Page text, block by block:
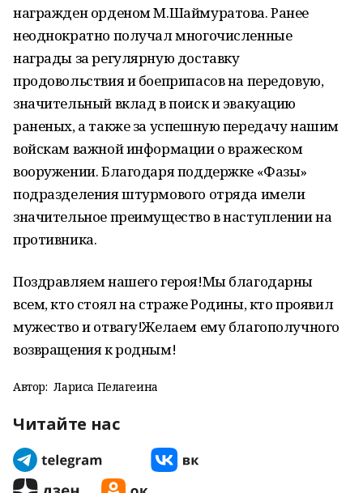
награжден орденом М.Шаймуратова. Ранее
неоднократно получал многочисленные
награды за регулярную доставку
продовольствия и боеприпасов на передовую,
значительный вклад в поиск и эвакуацию
раненых, а также за успешную передачу нашим
войскам важной информации о вражеском
вооружении. Благодаря поддержке «Фазы»
подразделения штурмового отряда имели
значительное преимущество в наступлении на
противника.
Поздравляем нашего героя!Мы благодарны
всем, кто стоял на страже Родины, кто проявил
мужество и отвагу!Желаем ему благополучного
возвращения к родным!
Автор: Лариса Пелагеина
Читайте нас